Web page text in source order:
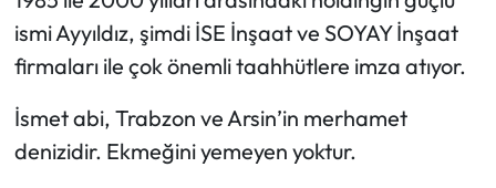
ismi Ayyıldız, şimdi İSE İnşaat ve SOYAY İnşaat
firmaları ile çok önemli taahhütlere imza atıyor.
İsmet abi, Trabzon ve Arsin’in merhamet
denizidir. Ekmeğini yemeyen yoktur.